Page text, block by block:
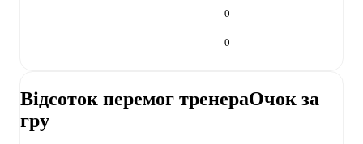
0
0
Відсоток перемог тренераОчок за
гру